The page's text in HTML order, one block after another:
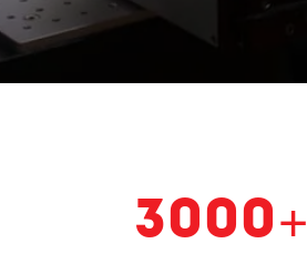
3000+